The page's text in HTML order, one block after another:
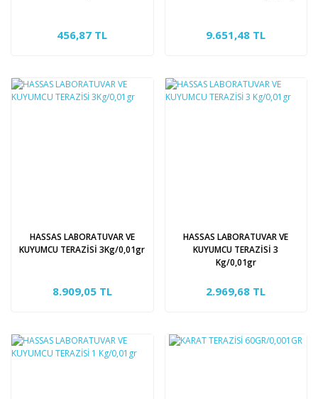
456,87 TL 9.651,48 TL
HASSAS LABORATUVAR VE
KUYUMCU TERAZİSİ 3Kg/0,01gr
8.909,05 TL
HASSAS LABORATUVAR VE
KUYUMCU TERAZİSİ 3
Kg/0,01gr
2.969,68 TL